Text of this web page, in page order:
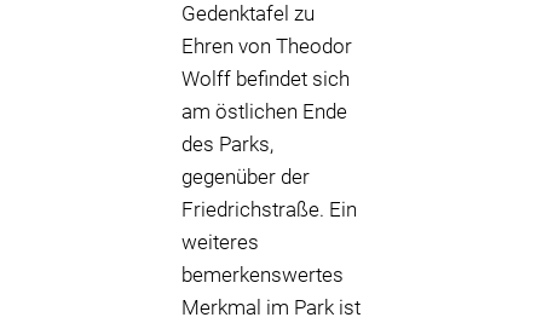
Gedenktafel zu
Ehren von Theodor
Wolff befindet sich
am östlichen Ende
des Parks,
gegenüber der
Friedrichstraße. Ein
weiteres
bemerkenswertes
Merkmal im Park ist